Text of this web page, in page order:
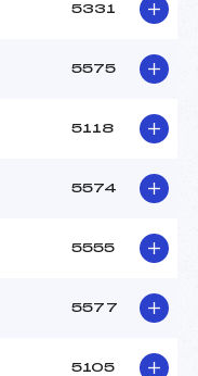
5331
5575
5118
5574
5555
5577
5105